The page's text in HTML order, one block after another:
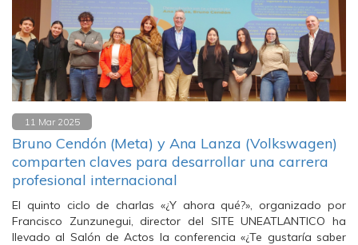
11 Mar 2025
Bruno Cendón (Meta) y Ana Lanza (Volkswagen)
comparten claves para desarrollar una carrera
profesional internacional
El quinto ciclo de charlas «¿Y ahora qué?», organizado por
Francisco Zunzunegui, director del SITE UNEATLANTICO ha
llevado al Salón de Actos la conferencia «¿Te gustaría saber